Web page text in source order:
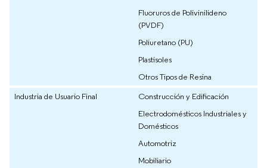
Fluoruros de Polivinilideno
(PVDF)
Poliuretano (PU)
Plastisoles
Otros Tipos de Resina
Industria de Usuario Final
Construcción y Edificación
Electrodomésticos Industriales y
Domésticos
Automotriz
Mobiliario